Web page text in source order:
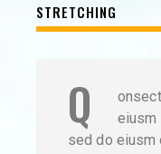
STRETCHING
Q
eiusm
sed do eiusm